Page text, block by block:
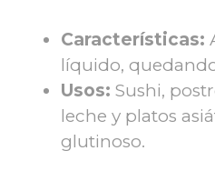
Características:
líquido,
Usos: Sushi,
leche y platos
glutinoso.